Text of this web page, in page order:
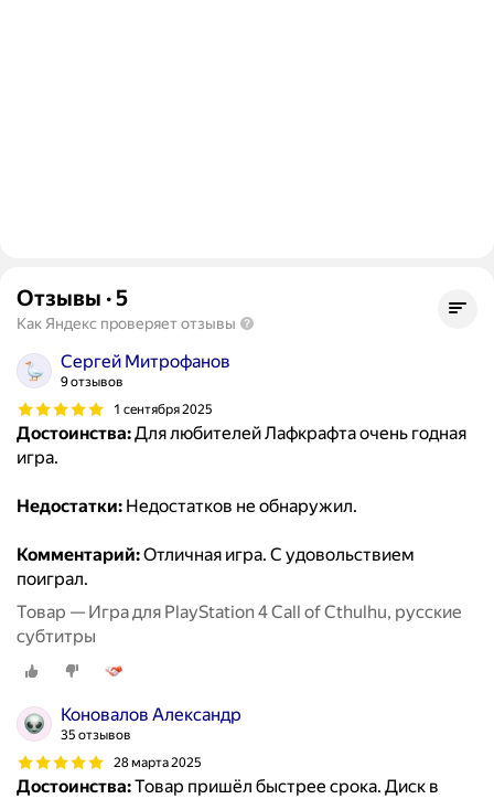
Отзывы ·5
Как Яндекс проверяет отзывы
Сергей Митрофанов
9 отзывов
1 сентября 2025
Достоинства:Для любителей Лафкрафта очень годная
игра.
Недостатки: Недостатков не обнаружил.
Комментарий:Отличная игра. С удовольствием
поиграл.
Товар — Игра для PlayStation 4 Call of Cthulhu, русские
субтитры
Коновалов Александр
35 отзывов
28 марта 2025
Достоинства:Товар пришёл быстрее срока. Диск в